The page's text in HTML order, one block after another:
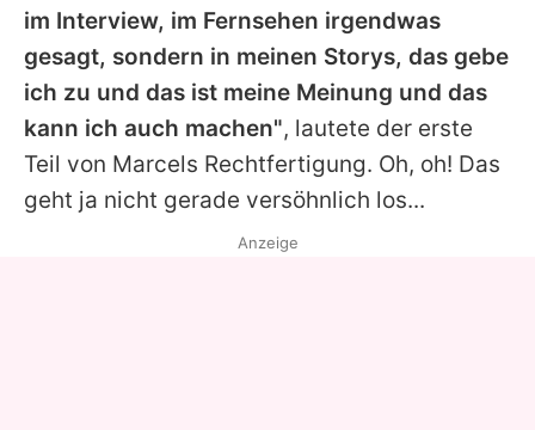
im Interview, im Fernsehen irgendwas
gesagt, sondern in meinen Storys, das gebe
ich zu und das ist meine Meinung und das
kann ich auch machen", lautete der erste
Teil von Marcels Rechtfertigung. Oh, oh! Das
geht ja nicht gerade versöhnlich los...
Anzeige